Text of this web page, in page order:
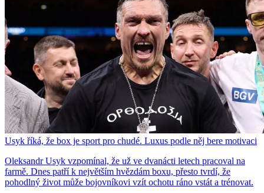
Usyk říká, že box je sport pro chudé. Luxus podle něj bere motivaci
Oleksandr Usyk vzpomínal, že už ve dvanácti letech pracoval na
farmě. Dnes patří k největším hvězdám boxu, přesto tvrdí, že
pohodlný život může bojovníkovi vzít ochotu ráno vstát a trénovat.